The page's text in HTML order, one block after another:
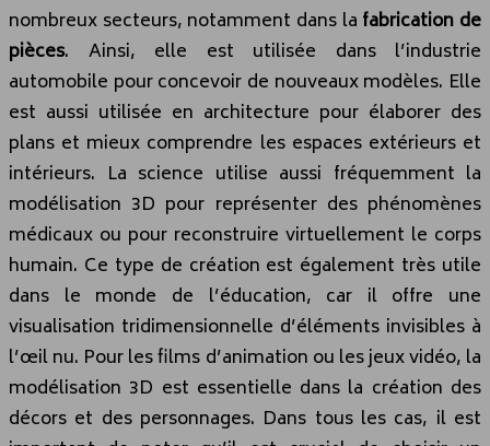
nombreux secteurs, notamment dans la fabrication de
pièces. Ainsi, elle est utilisée dans l’industrie
automobile pour concevoir de nouveaux modèles. Elle
est aussi utilisée en architecture pour élaborer des
plans et mieux comprendre les espaces extérieurs et
intérieurs. La science utilise aussi fréquemment la
modélisation 3D pour représenter des phénomènes
médicaux ou pour reconstruire virtuellement le corps
humain. Ce type de création est également très utile
dans le monde de l’éducation, car il offre une
visualisation tridimensionnelle d’éléments invisibles à
l’œil nu. Pour les films d’animation ou les jeux vidéo, la
modélisation 3D est essentielle dans la création des
décors et des personnages. Dans tous les cas, il est